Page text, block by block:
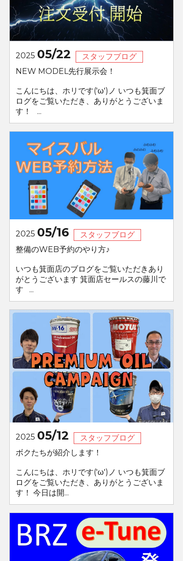
2025 05/22
スタッフブログ
NEW MODEL先行展示会！
こんにちは、ホリです('ω')ノ いつも箕面ブ
ログをご覧いただき、ありがとうございま
す！ ...
2025 05/16
スタッフブログ
整備のWEB予約のやり方♪
いつも箕面店のブログをご覧いただきあり
がとうございます 箕面店セールスの藤川で
す ...
2025 05/12
スタッフブログ
ボクたちが紹介します！
こんにちは、ホリです('ω')ノ いつも箕面ブ
ログをご覧いただき、ありがとうございま
す！ 今日は開...